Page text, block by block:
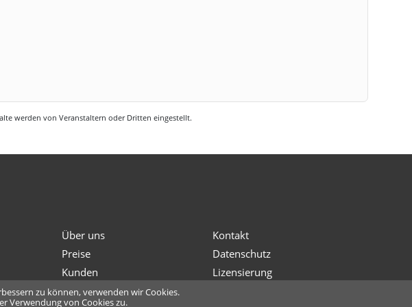
werden von Veranstaltern oder Dritten eingestellt.
Über uns
Preise
Kunden
Kontakt
Datenschutz
Lizensierung
zu können, verwenden wir Cookies.
Verwendung von Cookies zu.